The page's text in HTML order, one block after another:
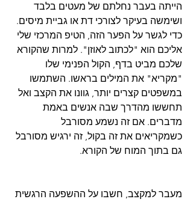
הייתה בעבר נחלתם של מעטים בלבד
ושימשה בעיקר לצורכי דת או גביית מיסים.
כדי לגשר על הפער הזה, הטיפ המרכזי שלי
אליכם הוא "לכתוב לאוזן". למרות שהקורא
שלכם מביט בדף, הקול הפנימי שלו
"מקריא" את המילים בראשו. השתמשו
במשפטים קצרים יותר, גוונו את הקצב ואל
תחששו מהדרך שבה אנשים באמת
מדברים. אם זה נשמע מסורבל
כשמקריאים את זה בקול, זה ירגיש מסורבל
מעבר למקצב, חשבו על ההשפעה הרגשית